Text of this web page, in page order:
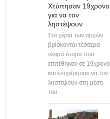
Χτύπησαν 19χρονο
για να τον
ληστέψουν
Στα χέρια των αρχών
βρίσκονται τέσσερα
νεαρά άτομα που
επιτέθηκαν σε 19χρονο
και επιχείρησαν να τον
ληστέψουν στη μέση
του…